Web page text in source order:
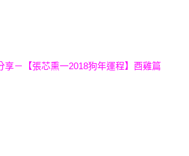
享－【張芯熏一2018狗年運程】酉雞篇